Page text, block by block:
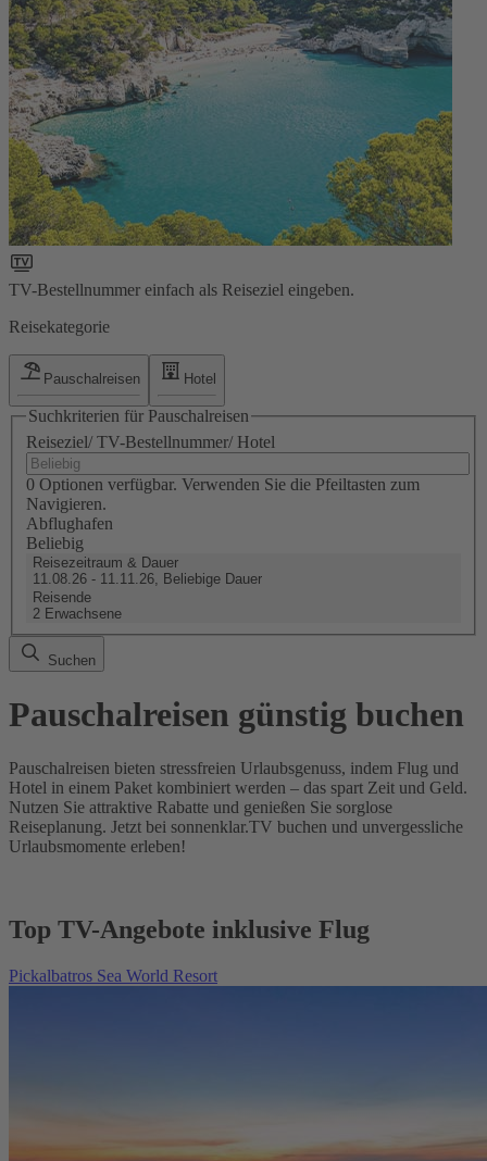
TV-Bestellnummer einfach als Reiseziel eingeben.
Reisekategorie
Pauschalreisen Hotel
Suchkriterien für Pauschalreisen
Reiseziel/ TV-Bestellnummer/ Hotel
0 Optionen verfügbar. Verwenden Sie die Pfeiltasten zum
Navigieren.
Abflughafen
Beliebig
Reisezeitraum & Dauer
11.08.26 - 11.11.26, Beliebige Dauer
Reisende
2 Erwachsene
Suchen
Pauschalreisen günstig buchen
Pauschalreisen bieten stressfreien Urlaubsgenuss, indem Flug und
Hotel in einem Paket kombiniert werden – das spart Zeit und Geld.
Nutzen Sie attraktive Rabatte und genießen Sie sorglose
Reiseplanung. Jetzt bei sonnenklar.TV buchen und unvergessliche
Urlaubsmomente erleben!
Top TV-Angebote inklusive Flug
Pickalbatros Sea World Resort